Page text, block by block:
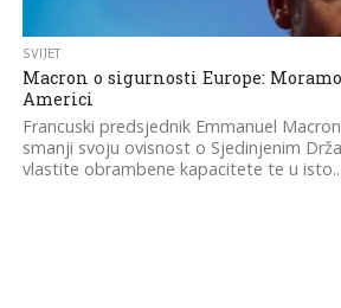
SVIJET
Macron o sigurnosti Europe:
Americi
Francuski predsjednik Emmanuel
smanji svoju ovisnost o Sjedinjenim
vlastite obrambene kapacitete te u isto...